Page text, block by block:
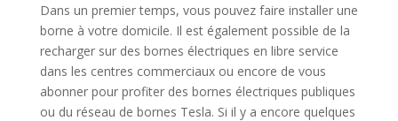
Dans un premier temps, vous pouvez faire installer une
borne à votre domicile. Il est également possible de la
recharger sur des bornes électriques en libre service
dans les centres commerciaux ou encore de vous
abonner pour profiter des bornes électriques publiques
ou du réseau de bornes Tesla. Si il y a encore quelques